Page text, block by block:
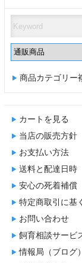
商品カテゴリー
カートを見る
当店の販売方針
お支払い方法
送料と配達日時
安心の死着補償
特定商取引に基
お問い合わせ
飼育相談サービ
情報局（ブログ）